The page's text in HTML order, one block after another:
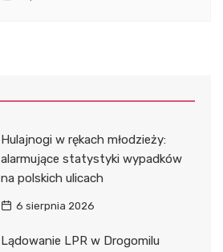
Hulajnogi w rękach młodzieży:
alarmujące statystyki wypadków
na polskich ulicach
6 sierpnia 2026
Lądowanie LPR w Drogomilu